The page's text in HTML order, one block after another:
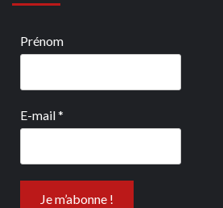
Prénom
E-mail*